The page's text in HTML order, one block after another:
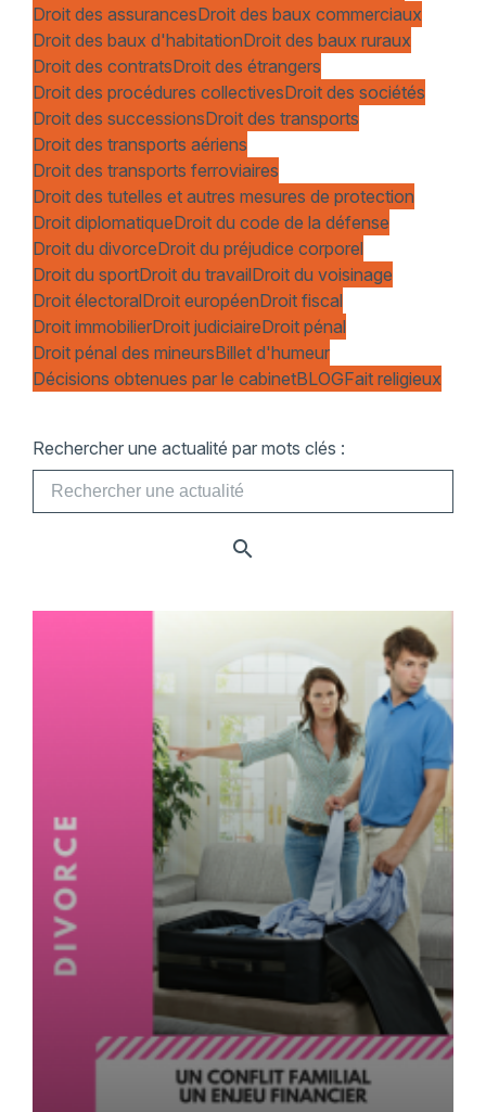
Droit des assurancesDroit des baux commerciaux
Droit des baux d'habitationDroit des baux ruraux
Droit des contratsDroit des étrangers
Droit des procédures collectivesDroit des sociétés
Droit des successionsDroit des transports
Droit des transports aériens
Droit des transports ferroviaires
Droit des tutelles et autres mesures de protection
Droit diplomatiqueDroit du code de la défense
Droit du divorceDroit du préjudice corporel
Droit du sportDroit du travailDroit du voisinage
Droit électoralDroit européenDroit fiscal
Droit immobilierDroit judiciaireDroit pénal
Droit pénal des mineursBillet d'humeur
Décisions obtenues par le cabinetBLOGFait religieux
Rechercher une actualité par mots clés :